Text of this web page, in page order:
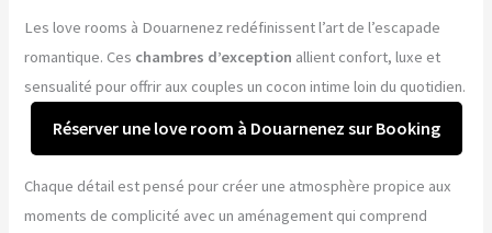
Les love rooms à Douarnenez redéfinissent l’art de l’escapade
romantique. Ces chambres d’exception allient confort, luxe et
sensualité pour offrir aux couples un cocon intime loin du quotidien.
Réserver une love room à Douarnenez sur Booking
Chaque détail est pensé pour créer une atmosphère propice aux
moments de complicité avec un aménagement qui comprend